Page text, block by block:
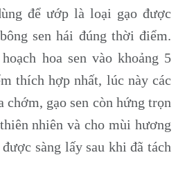
để ướp là loại gạo được
sen hái đúng thời điểm.
hoa sen vào khoảng 5
thích hợp nhất, lúc này các
chớm, gạo sen còn hứng trọn
nhiên và cho mùi hương
sàng lấy sau khi đã tách